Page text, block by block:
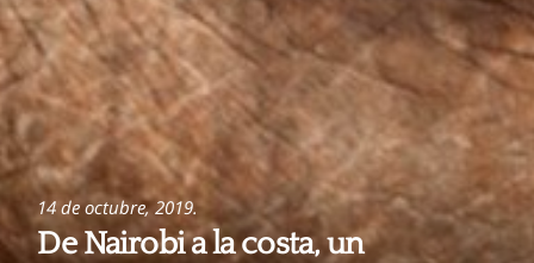
14 de octubre, 2019.
De Nairobi a la costa, un